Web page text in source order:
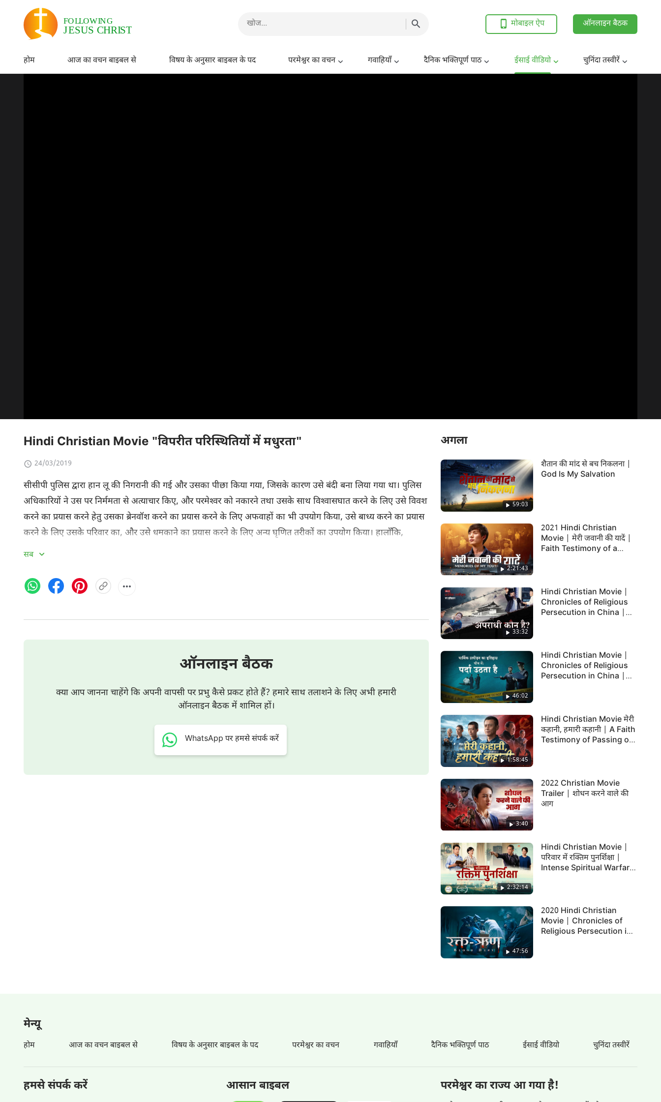
मोबाइल ऐप ऑनलाइन बैठक
होम आज का वचन बाइबल से विषय के अनुसार बाइबल के पद परमेश्वर का वचन गवाहियाँ दैनिक भक्तिपूर्ण पाठ ईसाई वीडियो चुनिंदा तस्वीरें
Hindi Christian Movie "विपरीत परिस्थितियों में मधुरता"
24/03/2019
सीसीपी पुलिस द्वारा हान लू की निगरानी की गई और उसका पीछा किया गया, जिसके कारण उसे बंदी बना लिया गया था। पुलिस
अधिकारियों ने उस पर निर्ममता से अत्‍याचार किए, और परमेश्‍वर को नकारने तथा उसके साथ विश्‍वासघात करने के लिए उसे विवश
करने का प्रयास करने हेतु उसका ब्रेनवॉश करने का प्रयास करने के लिए अफवाहों का भी उपयोग किया, उसे बाध्य करने का प्रयास
करने के लिए उसके परिवार का, और उसे धमकाने का प्रयास करने के लिए अन्‍य घृणित तरीकों का उपयोग किया। हालाँकि,
हो गई है ...
सब
ऑनलाइन बैठक
क्या आप जानना चाहेंगे कि अपनी वापसी पर प्रभु कैसे प्रकट होते हैं? हमारे साथ तलाशने के लिए अभी हमारी
ऑनलाइन बैठक में शामिल हों।
WhatsApp पर हमसे संपर्क करें
अगला
59:03
शैतान की मांद से बच निकलना |
God Is My Salvation
2:21:43
2021 Hindi Christian
Movie | मेरी जवानी की यादें |
Faith Testimony of a
33:32
Hindi Christian Movie |
Chronicles of Religious
Persecution in China |
46:02
Hindi Christian Movie |
Chronicles of Religious
Persecution in China |
1:58:45
Hindi Christian Movie मेरी
कहानी, हमारी कहानी | A Faith
Testimony of Passing on
3:40
2022 Christian Movie
Trailer | शोधन करने वाले की
आग
2:32:14
Hindi Christian Movie |
परिवार में रक्तिम पुनर्शिक्षा |
Intense Spiritual Warfare
47:56
2020 Hindi Christian
Movie | Chronicles of
Religious Persecution in
मेन्‍यू
होम आज का वचन बाइबल से विषय के अनुसार बाइबल के पद परमेश्वर का वचन गवाहियाँ दैनिक भक्तिपूर्ण पाठ ईसाई वीडियो चुनिंदा तस्वीरें
हमसे संपर्क करें आसान बाइबल परमेश्वर का राज्य आ गया है!